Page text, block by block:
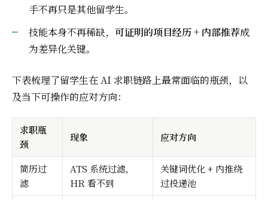
手不再只是其他留学生。
技能本身不再稀缺， 可证明的项目经历 + 内部推荐成
为差异化关键。
下表梳理了留学生在 AI 求职链路上最常面临的瓶颈，以
及当下可操作的应对方向：
求职瓶
颈
现象 应对方向
简历过
滤
ATS 系统过滤，
HR 看不到
关键词优化 + 内推绕
过投递池